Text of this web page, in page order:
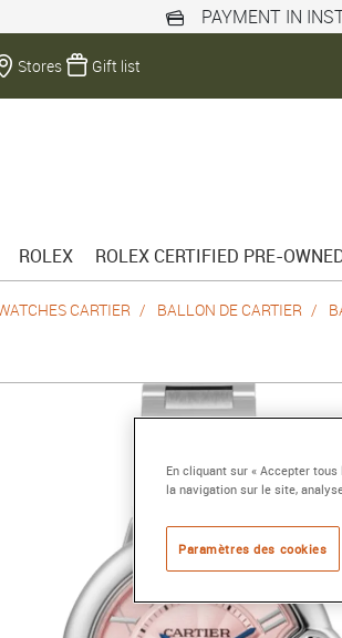
PAYMENT IN
Stores Gift list
ROLEX ROLEX CERTIFIED PRE-
CARTIER BALLON DE CARTIER
En cliquant sur « Accepter
la navigation sur le site,
Paramètres des cookies